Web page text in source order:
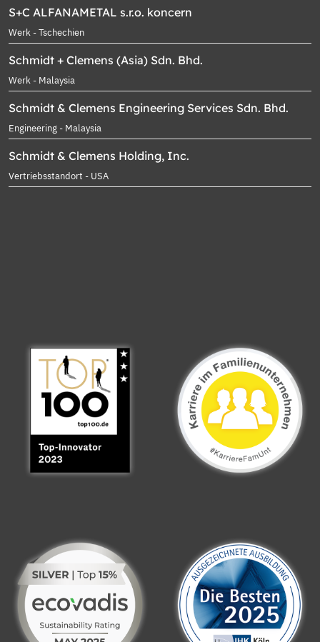
S+C ALFANAMETAL s.r.o. koncern
Werk - Tschechien
Schmidt + Clemens (Asia) Sdn. Bhd.
Werk - Malaysia
Schmidt & Clemens Engineering Services Sdn. Bhd.
Engineering - Malaysia
Schmidt & Clemens Holding, Inc.
Vertriebsstandort - USA